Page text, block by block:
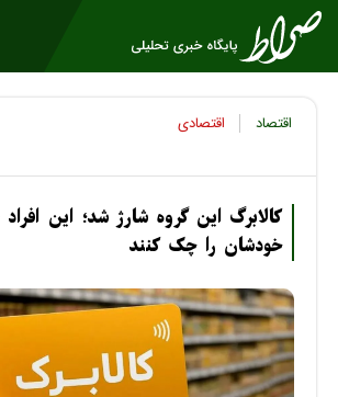
اقتصاد اقتصادی
کالابرگ این گروه شارژ شد؛ این
خودشان را چک کنند